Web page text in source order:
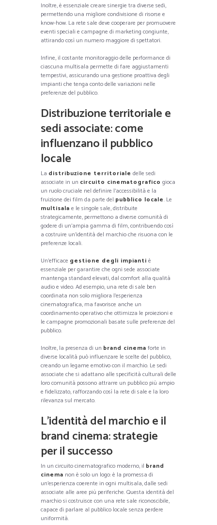
Inoltre, è essenziale creare sinergie tra diverse sedi,
permettendo una migliore condivisione di risorse e
know-how. La rete sale deve cooperare per promuovere
eventi speciali e campagne di marketing congiunte,
attirando così un numero maggiore di spettatori.
Infine, il costante monitoraggio delle performance di
ciascuna multisala permette di fare aggiustamenti
tempestivi, assicurando una gestione proattiva degli
impianti che tenga conto delle variazioni nelle
preferenze del pubblico.
Distribuzione territoriale e
sedi associate: come
influenzano il pubblico
locale
La distribuzione territoriale delle sedi
associate in un circuito cinematografico gioca
un ruolo cruciale nel definire l’accessibilità e la
fruizione dei film da parte del pubblico locale. Le
multisala e le singole sale, distribuite
strategicamente, permettono a diverse comunità di
godere di un’ampia gamma di film, contribuendo così
a costruire un’identità del marchio che risuona con le
preferenze locali.
Un’efficace gestione degli impianti è
essenziale per garantire che ogni sede associate
mantenga standard elevati, dal comfort alla qualità
audio e video. Ad esempio, una rete di sale ben
coordinata non solo migliora l’esperienza
cinematografica, ma favorisce anche un
coordinamento operativo che ottimizza le proiezioni e
le campagne promozionali basate sulle preferenze del
pubblico.
Inoltre, la presenza di un brand cinema forte in
diverse località può influenzare le scelte del pubblico,
creando un legame emotivo con il marchio. Le sedi
associate che si adattano alle specificità culturali delle
loro comunità possono attrarre un pubblico più ampio
e fidelizzato, rafforzando così la rete di sale e la loro
rilevanza sul mercato.
L’identità del marchio e il
brand cinema: strategie
per il successo
In un circuito cinematografico moderno, il brand
cinema non è solo un logo: è la promessa di
un’esperienza coerente in ogni multisala, dalle sedi
associate alle aree più periferiche. Questa identità del
marchio si costruisce con una rete sale riconoscibile,
capace di parlare al pubblico locale senza perdere
uniformità.